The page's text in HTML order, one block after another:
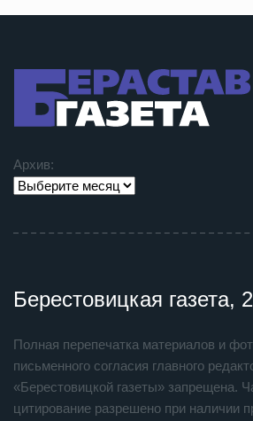
Архив:
Берестовицкая газета,
Полная перепечатка материалов и
письменного согласия главного
«Берестовицкой газеты» запрещена.
цитирование разрешено при наличии